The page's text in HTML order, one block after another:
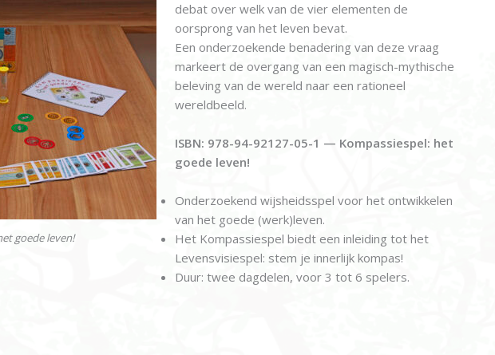
goede leven!
debat over welk van de vier elementen de
oorsprong van het leven bevat.
Een onderzoekende benadering van deze vraag
markeert de overgang van een magisch-mythische
beleving van de wereld naar een rationeel
wereldbeeld.
ISBN: 978-94-92127-05-1 — Kompassiespel: het
goede leven!
Onderzoekend wijsheidsspel voor het ontwikkelen
van het goede (werk)leven.
Het Kompassiespel biedt een inleiding tot het
Levensvisiespel: stem je innerlijk kompas!
Duur: twee dagdelen, voor 3 tot 6 spelers.